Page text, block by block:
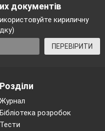
документів
кириличну
ПЕРЕВІРИТИ
Розділи
Журнал
Бібліотека розробок
Тести